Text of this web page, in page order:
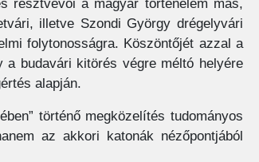
résztvevői a magyar történelem más,
illetve Szondi György drégelyvári
folytonosságra. Köszöntőjét azzal a
a budavári kitörés végre méltó helyére
alapján.
történő megközelítés tudományos
az akkori katonák nézőpontjából